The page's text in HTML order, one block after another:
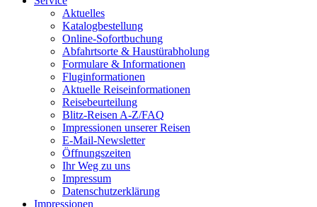
Aktuelles
Katalogbestellung
Online-Sofortbuchung
Abfahrtsorte & Haustürabholung
Formulare & Informationen
Fluginformationen
Aktuelle Reiseinformationen
Reisebeurteilung
Blitz-Reisen A-Z/FAQ
Impressionen unserer Reisen
E-Mail-Newsletter
Öffnungszeiten
Ihr Weg zu uns
Impressum
Datenschutzerklärung
Impressionen